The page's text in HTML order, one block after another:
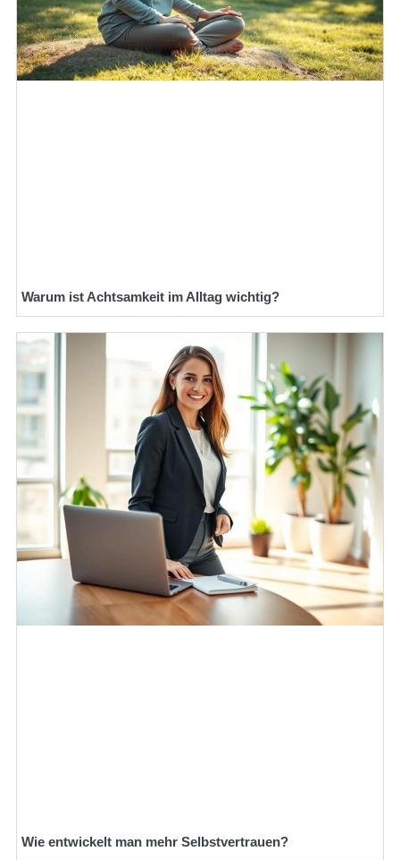
Warum ist Achtsamkeit im Alltag wichtig?
Wie entwickelt man mehr Selbstvertrauen?